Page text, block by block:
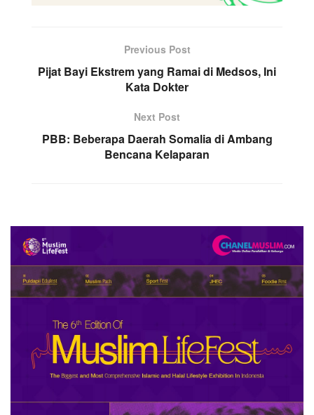
Previous Post
Pijat Bayi Ekstrem yang Ramai di Medsos, Ini
Kata Dokter
Next Post
PBB: Beberapa Daerah Somalia di Ambang
Bencana Kelaparan